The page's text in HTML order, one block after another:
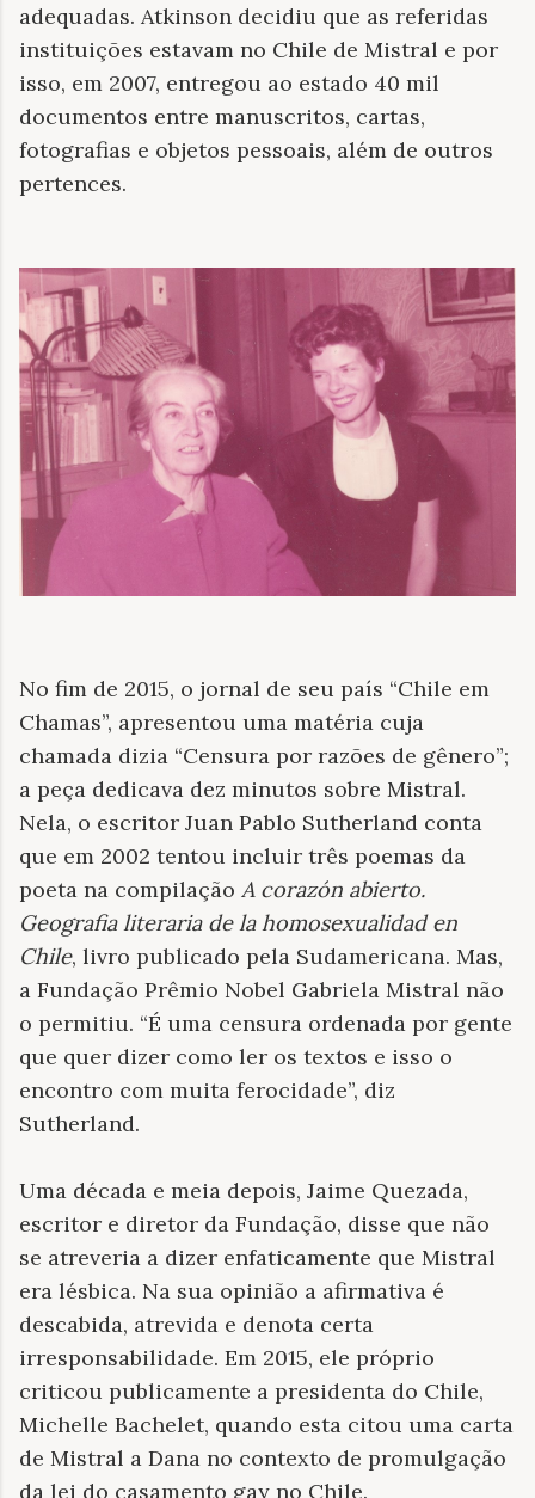
adequadas. Atkinson decidiu que as referidas
instituições estavam no Chile de Mistral e por
isso, em 2007, entregou ao estado 40 mil
documentos entre manuscritos, cartas,
fotografias e objetos pessoais, além de outros
pertences.
No fim de 2015, o jornal de seu país “Chile em
Chamas”, apresentou uma matéria cuja
chamada dizia “Censura por razões de gênero”;
a peça dedicava dez minutos sobre Mistral.
Nela, o escritor Juan Pablo Sutherland conta
que em 2002 tentou incluir três poemas da
poeta na compilação A corazón abierto.
Geografia literaria de la homosexualidad en
Chile, livro publicado pela Sudamericana. Mas,
a Fundação Prêmio Nobel Gabriela Mistral não
o permitiu. “É uma censura ordenada por gente
que quer dizer como ler os textos e isso o
encontro com muita ferocidade”, diz
Sutherland.
Uma década e meia depois, Jaime Quezada,
escritor e diretor da Fundação, disse que não
se atreveria a dizer enfaticamente que Mistral
era lésbica. Na sua opinião a afirmativa é
descabida, atrevida e denota certa
irresponsabilidade. Em 2015, ele próprio
criticou publicamente a presidenta do Chile,
Michelle Bachelet, quando esta citou uma carta
de Mistral a Dana no contexto de promulgação
da lei do casamento gay no Chile.